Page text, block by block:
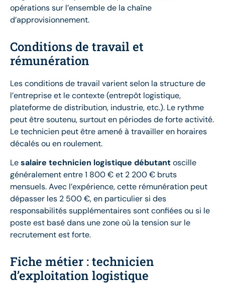
opérations sur l’ensemble de la chaîne
d’approvisionnement.
Conditions de travail et
rémunération
Les conditions de travail varient selon la structure de
l’entreprise et le contexte (entrepôt logistique,
plateforme de distribution, industrie, etc.). Le rythme
peut être soutenu, surtout en périodes de forte activité.
Le technicien peut être amené à travailler en horaires
décalés ou en roulement.
Lesalaire technicien logistique débutantoscille
généralement entre 1 800 € et 2 200 € bruts
mensuels. Avec l’expérience, cette rémunération peut
dépasser les 2 500 €, en particulier si des
responsabilités supplémentaires sont confiées ou si le
poste est basé dans une zone où la tension sur le
recrutement est forte.
Fiche métier : technicien
d’exploitation logistique